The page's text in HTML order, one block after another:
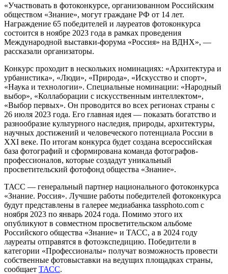
«Участвовать в фотоконкурсе, организованном Российским
обществом «Знание», могут граждане РФ от 14 лет.
Награждение 65 победителей и лауреатов фотоконкурса
состоится в ноябре 2023 года в рамках проведения
Международной выставки-форума «Россия» на ВДНХ», —
рассказали организаторы.
Конкурс проходит в нескольких номинациях: «Архитектура и
урбанистика», «Люди», «Природа», «Искусство и спорт»,
«Наука и технологии». Специальные номинации: «Народный
выбор», «Коллаборации с искусственным интеллектом»,
«Выбор первых». Он проводится во всех регионах страны с
26 июля 2023 года. Его главная идея — показать богатство и
разнообразие культурного наследия, природы, архитектуры,
научных достижений и человеческого потенциала России в
XXI веке. По итогам конкурса будет создана всероссийская
база фотографий и сформирована команда фотографов-
профессионалов, которые создадут уникальный
просветительский фотофонд общества «Знание».
ТАСС — генеральный партнер национального фотоконкурса
«Знание. Россия». Лучшие работы победителей фотоконкурса
будут представлены в галерее медиабанка tassphoto.com с
ноября 2023 по январь 2024 года. Помимо этого их
опубликуют в совместном просветительском альбоме
Российского общества «Знание» и ТАСС, а в 2024 году
лауреаты отправятся в фотоэкспедицию. Победители в
категории «Профессионалы» получат возможность провести
собственные фотовыставки на ведущих площадках страны,
сообщает ТАСС.